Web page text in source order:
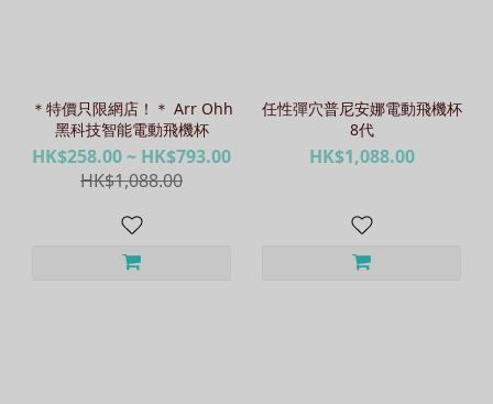
＊特價只限網店！＊ Arr Ohh
黑科技智能電動飛機杯
HK$258.00 ~ HK$793.00
HK$1,088.00
任性彈穴普尼安娜電動飛機杯
8代
HK$1,088.00